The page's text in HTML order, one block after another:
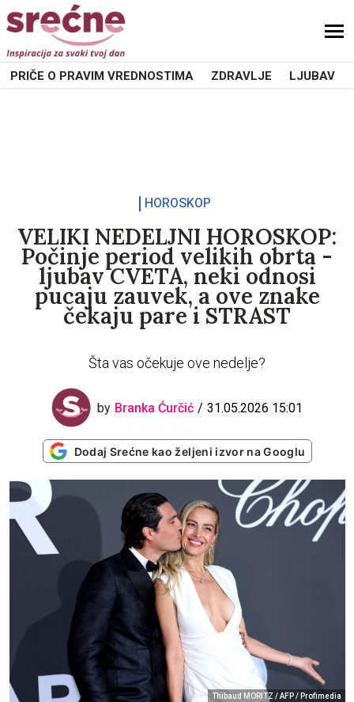
PRIČE O PRAVIM VREDNOSTIMA ZDRAVLJE LJUBAV
HOROSKOP
VELIKI NEDELJNI HOROSKOP:
Počinje period velikih obrta -
ljubav CVETA, neki odnosi
pucaju zauvek, a ove znake
čekaju pare i STRAST
Šta vas očekuje ove nedelje?
by Branka Ćurčić 31.05.2026 15:01
Dodaj Srećne kao željeni izvor na Googlu
Thibaud MORITZ / AFP / Profimedia